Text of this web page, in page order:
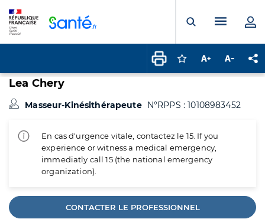
Ouvrir laMenu
Connectez-vous
Augmenter la
Lea Chery
Masseur-Kinésithérapeute N°RPPS : 10108983452
En cas d'urgence vitale, contactez le 15. If you
experience or witness a medical emergency,
immediatly call 15 (the national emergency
organization).
CONTACTER LE PROFESSIONNEL